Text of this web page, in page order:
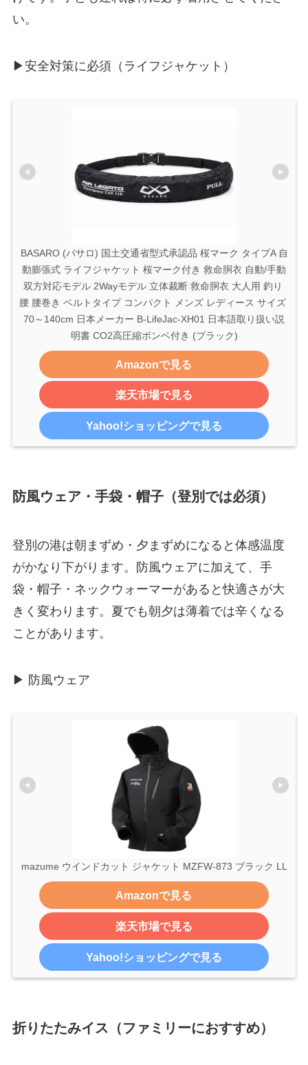
い。
▶安全対策に必須（ライフジャケット）
BASARO (バサロ) 国土交通省型式承認品 桜マーク タイプA 自
動膨張式 ライフジャケット 桜マーク付き 救命胴衣 自動/手動
双方対応モデル 2Wayモデル 立体裁断 救命胴衣 大人用 釣り
腰 腰巻き ベルトタイプ コンパクト メンズ レディース サイズ
70～140cm 日本メーカー B-LifeJac-XH01 日本語取り扱い説
明書 CO2高圧縮ボンベ付き (ブラック)
Amazonで見る
楽天市場で見る
Yahoo!ショッピングで見る
防風ウェア・手袋・帽子（登別では必須）
登別の港は朝まずめ・夕まずめになると体感温度
がかなり下がります。防風ウェアに加えて、手
袋・帽子・ネックウォーマーがあると快適さが大
きく変わります。夏でも朝夕は薄着では辛くなる
ことがあります。
▶ 防風ウェア
mazume ウインドカット ジャケット MZFW-873 ブラック LL
Amazonで見る
楽天市場で見る
Yahoo!ショッピングで見る
折りたたみイス（ファミリーにおすすめ）